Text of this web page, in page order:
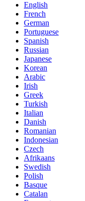
English
French
German
Portuguese
Spanish
Russian
Japanese
Korean
Arabic
Irish
Greek
Turkish
Italian
Danish
Romanian
Indonesian
Czech
Afrikaans
Swedish
Polish
Basque
Catalan